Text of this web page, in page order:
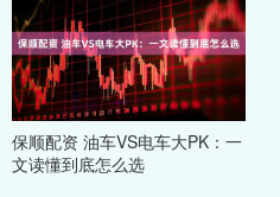
保顺配资 油车VS电车大PK：一
文读懂到底怎么选